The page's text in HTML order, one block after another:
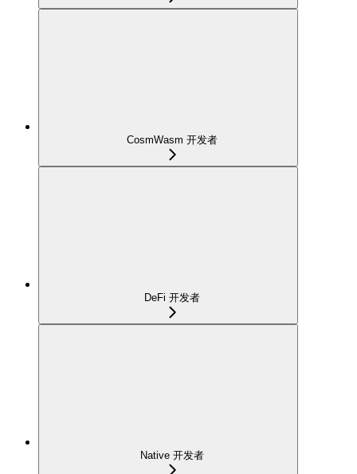
CosmWasm 开发者
DeFi 开发者
Native 开发者